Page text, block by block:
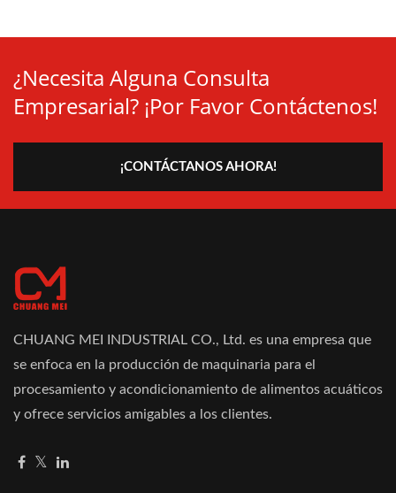
¿Necesita Alguna Consulta
Empresarial? ¡Por Favor Contáctenos!
¡CONTÁCTANOS AHORA!
CHUANG MEI INDUSTRIAL CO., Ltd. es una empresa que
se enfoca en la producción de maquinaria para el
procesamiento y acondicionamiento de alimentos acuáticos
y ofrece servicios amigables a los clientes.